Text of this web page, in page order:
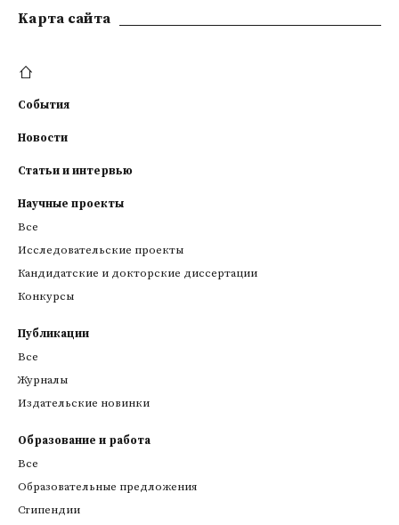
Kарта сайта
События
Новости
Статьи и интервью
Научные проекты
Все
Исследовательские проекты
Кандидатские и докторские диссертации
Конкурсы
Публикации
Все
Журналы
Издательские новинки
Образование и работа
Все
Образовательные предложения
Стипендии